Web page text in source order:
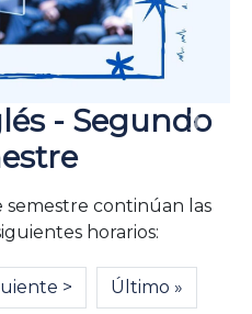
- Segundo
semestre continúan las
horarios:
página
> Última página
Último »